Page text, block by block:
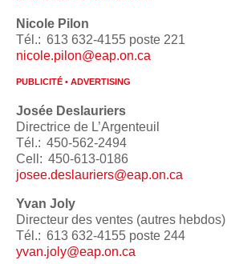
Nicole Pilon
Tél.: 613 632-4155 poste 221
nicole.pilon@eap.on.ca
PUBLICITÉ • ADVERTISING
Josée Deslauriers
Directrice de L’Argenteuil
Tél.: 450-562-2494
Cell: 450-613-0186
josee.deslauriers@eap.on.ca
Yvan Joly
Directeur des ventes (autres hebdos)
Tél.: 613 632-4155 poste 244
yvan.joly@eap.on.ca